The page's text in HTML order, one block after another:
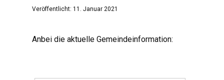
Veröffentlicht: 11. Januar 2021
Anbei die aktuelle Gemeindeinformation: